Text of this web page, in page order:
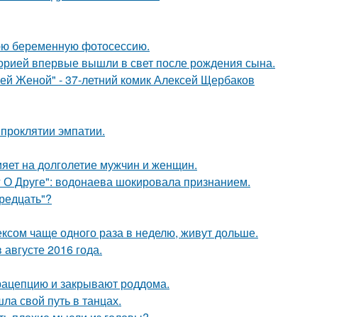
беременную фотосессию.
впервые вышли в свет после рождения сына.
Женой" - 37-летний комик Алексей Щербаков
эмпатии.
на долголетие мужчин и женщин.
водонаева шокировала признанием.
чаще одного раза в неделю, живут дольше.
2016 года.
и закрывают роддома.
свой путь в танцах.